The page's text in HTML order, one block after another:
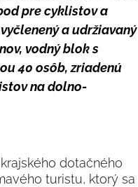
pre cyklistov a
a udržiavaný
vodný blok s
40 osôb, zriadenú
na dolno-
dotačného
turistu, ktorý sa